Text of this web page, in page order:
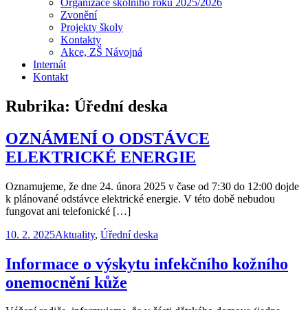
Zvonění
Projekty školy
Kontakty
Akce, ZŠ Návojná
Internát
Kontakt
Rubrika: Úřední deska
OZNÁMENÍ O ODSTÁVCE
ELEKTRICKÉ ENERGIE
Oznamujeme, že dne 24. února 2025 v čase od 7:30 do 12:00 dojde
k plánované odstávce elektrické energie. V této době nebudou
fungovat ani telefonické […]
10. 2. 2025Aktuality, Úřední deska
Informace o výskytu infekčního kožního
onemocnění kůže